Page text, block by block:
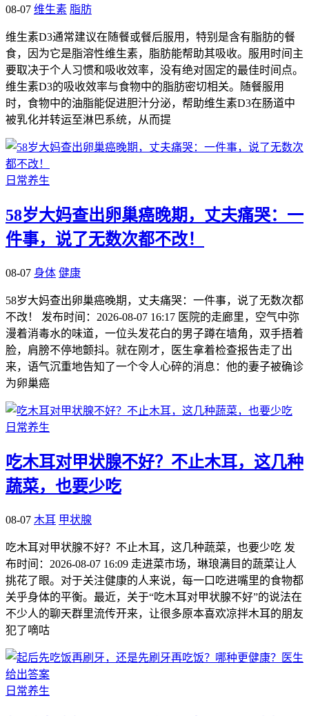
08-07 维生素 脂肪
维生素D3通常建议在随餐或餐后服用，特别是含有脂肪的餐
食，因为它是脂溶性维生素，脂肪能帮助其吸收。服用时间主
要取决于个人习惯和吸收效率，没有绝对固定的最佳时间点。
维生素D3的吸收效率与食物中的脂肪密切相关。随餐服用
时，食物中的油脂能促进胆汁分泌，帮助维生素D3在肠道中
被乳化并转运至淋巴系统，从而提
日常养生
58岁大妈查出卵巢癌晚期，丈夫痛哭：一
件事，说了无数次都不改！
08-07 身体 健康
58岁大妈查出卵巢癌晚期，丈夫痛哭：一件事，说了无数次都
不改！ 发布时间：2026-08-07 16:17 医院的走廊里，空气中弥
漫着消毒水的味道，一位头发花白的男子蹲在墙角，双手捂着
脸，肩膀不停地颤抖。就在刚才，医生拿着检查报告走了出
来，语气沉重地告知了一个令人心碎的消息：他的妻子被确诊
为卵巢癌
日常养生
吃木耳对甲状腺不好？不止木耳，这几种
蔬菜，也要少吃
08-07 木耳 甲状腺
吃木耳对甲状腺不好？不止木耳，这几种蔬菜，也要少吃 发
布时间：2026-08-07 16:09 走进菜市场，琳琅满目的蔬菜让人
挑花了眼。对于关注健康的人来说，每一口吃进嘴里的食物都
关乎身体的平衡。最近，关于“吃木耳对甲状腺不好”的说法在
不少人的聊天群里流传开来，让很多原本喜欢凉拌木耳的朋友
犯了嘀咕
日常养生